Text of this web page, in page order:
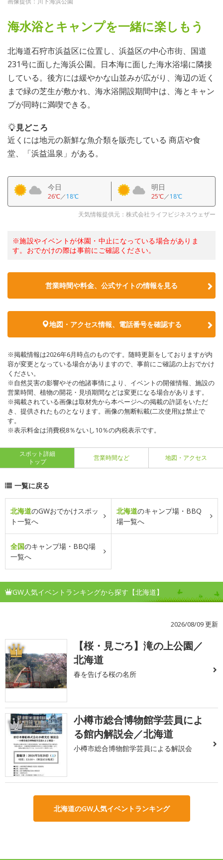
海水浴とキャンプを一緒に楽しもう
北海道石狩市浜益区に位置し、浜益区の中心市街、国道
231号に面した海浜公園。日本海に面した海水浴場に隣接
している。後方には緩やかな山並みが広がり、海辺の近く
まで緑の芝生が敷かれ、海水浴開設期間中は、海とキャン
プが同時に満喫できる。
見どころ
近くには地元の新鮮な魚介類を販売している 商店や食
堂、「浜益温泉」がある。
今日
26℃／18℃
明日
25℃／18℃
天気情報提供元：株式会社ライフビジネスウェザー
※施設やイベントが休園・中止になっている場合がありま
す。おでかけの際は事前にご確認ください。
営業時間や料金、公式サイトの情報を見る
地図・アクセス情報、電話番号を確認する
※掲載情報は2026年6月時点のものです。随時更新をしておりますが内
容が変更となっている場合がありますので、事前にご確認の上おでかけ
ください。
※自然災害の影響やその他諸事情により、イベントの開催情報、施設の
営業時間、植物の開花・見頃期間などは変更になる場合があります。
※掲載されている画像は取材先から本ページへの掲載の許諾をいただ
き、提供されたものとなります。画像の無断転載(二次使用)は禁止で
す。
※表示料金は消費税8％ないし10％の内税表示です。
スポット詳細
トップ
営業時間など 地図・アクセス
一覧に戻る
北海道のGWおでかけスポッ
ト一覧へ
北海道のキャンプ場・BBQ
場一覧へ
全国のキャンプ場・BBQ場
一覧へ
GW人気イベントランキングから探す【北海道】
2026/08/09 更新
1
【桜・見ごろ】滝の上公園／
北海道
春を告げる桜の名所
2
小樽市総合博物館学芸員によ
る館内解説会／北海道
小樽市総合博物館学芸員による解説会
北海道のGW人気イベントランキング